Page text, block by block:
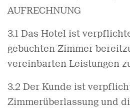
AUFRECHNUNG
3.1 Das Hotel ist
gebuchten Zimmer
vereinbarten Leistungen
3.2 Der Kunde ist
Zimmerüberlassung und